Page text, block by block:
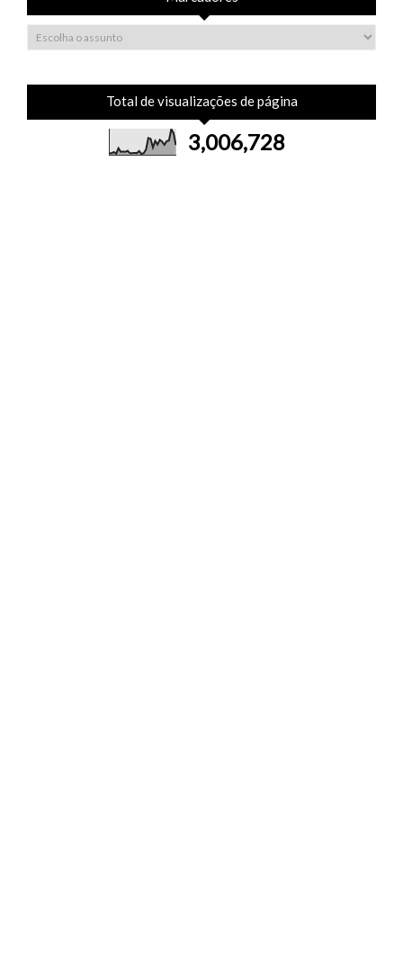
Total de visualizações de página
3,006,728